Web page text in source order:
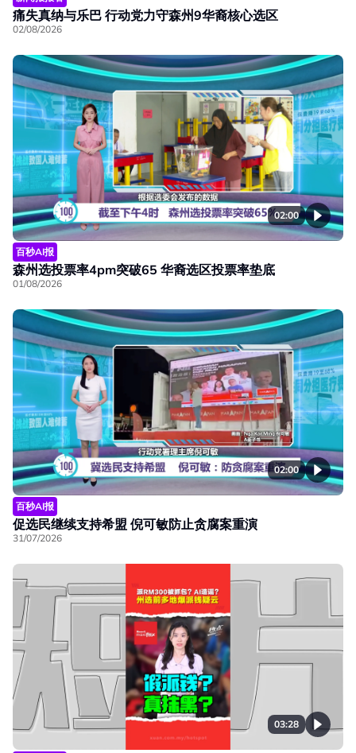
痛失真纳与乐巴 行动党力守森州9华裔核心选区
02/08/2026
02:00
百秒AI报
森州选投票率4pm突破65 华裔选区投票率垫底
01/08/2026
02:00
百秒AI报
促选民继续支持希盟 倪可敏防止贪腐案重演
31/07/2026
03:28